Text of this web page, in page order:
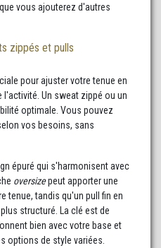
vous ajouterez d'autres
zippés et pulls
pour ajuster votre tenue en
Un sweat zippé ou un
optimale. Vous pouvez
vos besoins, sans
épuré qui s'harmonisent avec
oversizepeut apporter une
tenue, tandis qu'un pull fin en
structuré. La clé est de
bien avec votre base et
options de style variées.